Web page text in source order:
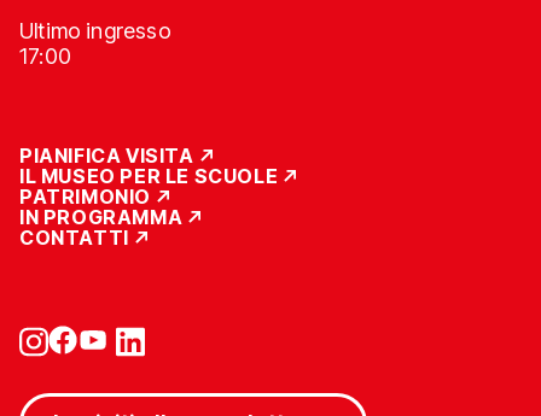
Ultimo ingresso
17:00
PIANIFICA VISITA
IL MUSEO PER LE SCUOLE
PATRIMONIO
IN PROGRAMMA
CONTATTI